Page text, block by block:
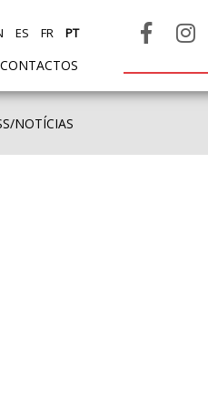
CONTACTOS
ES FR PT
NOTÍCIAS